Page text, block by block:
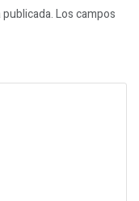
Los campos